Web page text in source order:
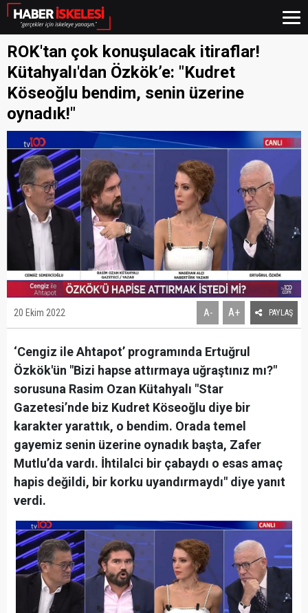
ROK'tan çok konuşulacak itiraflar!
Kütahyalı'dan Özkök’e: "Kudret
Köseoğlu bendim, senin üzerine
oynadık!"
20 Ekim 2022 A- A+ PAYLAŞ
‘Cengiz ile Ahtapot’ programında Ertuğrul
Özkök'ün "Bizi hapse attırmaya uğraştınız mı?"
sorusuna Rasim Ozan Kütahyalı "Star
Gazetesi’nde biz Kudret Köseoğlu diye bir
karakter yarattık, o bendim. Orada temel
gayemiz senin üzerine oynadık başta, Zafer
Mutlu’da vardı. İhtilalci bir çabaydı o esas amaç
hapis değildi, bir korku uyandırmaydı" diye yanıt
verdi.